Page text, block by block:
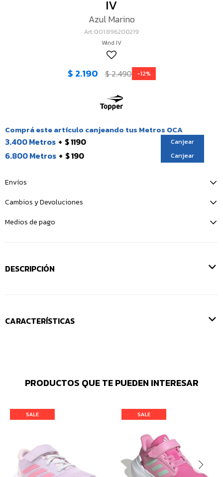
IV
Azul Marino
001.896200219
Wind IV
$ 2.190 $2.490 12
Comprá este artículo canjeando tus Metros OCA
3.400 Metros $ 1190 Canjear
6.800 Metros $ 190 Canjear
Envíos
Cambios y Devoluciones
Medios de pago
DESCRIPCIÓN
CARACTERÍSTICAS
PRODUCTOS QUE TE PUEDEN INTERESAR